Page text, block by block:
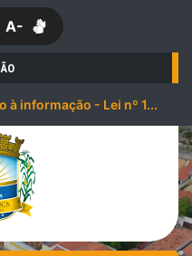
A-
à informação - Lei nº 1...